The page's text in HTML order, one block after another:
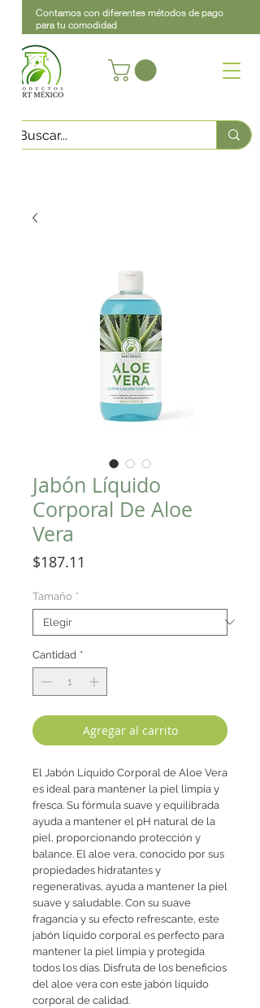
Contamos con diferentes métodos de pago
para tu comodidad
Contacto
Jabón Líquido
Corporal De Aloe
Vera
$187.11
Tamaño *
Cantidad *
Agregar al carrito
El Jabón Líquido Corporal de Aloe Vera
es ideal para mantener la piel limpia y
fresca. Su fórmula suave y equilibrada
ayuda a mantener el pH natural de la
piel, proporcionando protección y
balance. El aloe vera, conocido por sus
propiedades hidratantes y
regenerativas, ayuda a mantener la piel
suave y saludable. Con su suave
fragancia y su efecto refrescante, este
jabón líquido corporal es perfecto para
mantener la piel limpia y protegida
todos los días. Disfruta de los beneficios
del aloe vera con este jabón líquido
corporal de calidad.